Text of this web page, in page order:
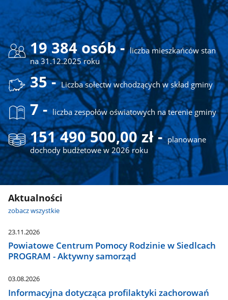
19 384 osób - liczba mieszkańców stan
na 31.12.2025 roku
35 - Liczba sołectw wchodzących w skład gminy
7 - liczba zespołów oświatowych na terenie gminy
151 490 500,00 zł - planowane
dochody budżetowe w 2026 roku
Aktualności
zobacz wszystkie
23.11.2026
Powiatowe Centrum Pomocy Rodzinie w Siedlcach
PROGRAM - Aktywny samorząd
03.08.2026
Informacyjna dotycząca profilaktyki zachorowań